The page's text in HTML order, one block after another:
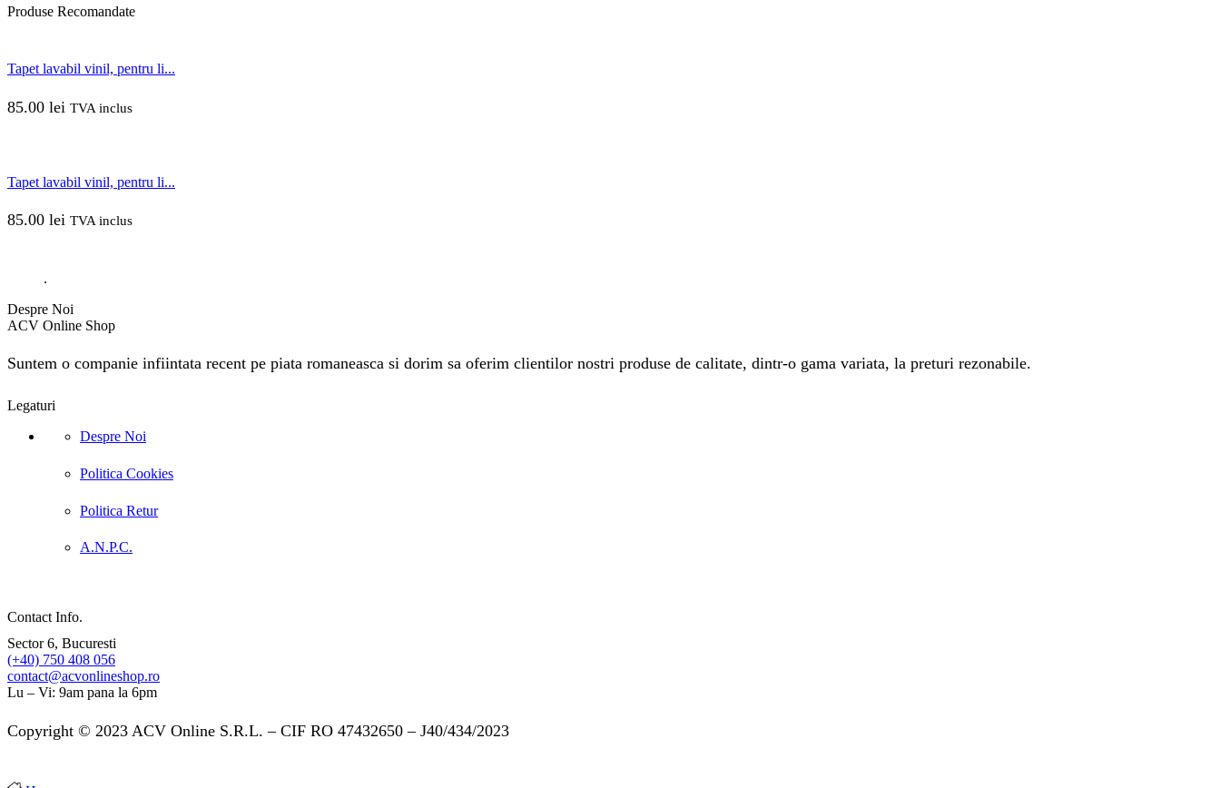
Produse Recomandate
Tapet lavabil vinil, pentru li...
85.00 lei TVA inclus
Tapet lavabil vinil, pentru li...
85.00 lei TVA inclus
.
Despre Noi
ACV Online Shop
Suntem o companie infiintata recent pe piata romaneasca si dorim sa oferim clientilor nostri produse de calitate, dintr-o gama variata, la preturi rezonabile.
Legaturi
Despre Noi
Politica Cookies
Politica Retur
A.N.P.C.
Contact Info.
Sector 6, Bucuresti
(+40) 750 408 056
contact@acvonlineshop.ro
Lu – Vi: 9am pana la 6pm
Copyright © 2023 ACV Online S.R.L. – CIF RO 47432650 – J40/434/2023